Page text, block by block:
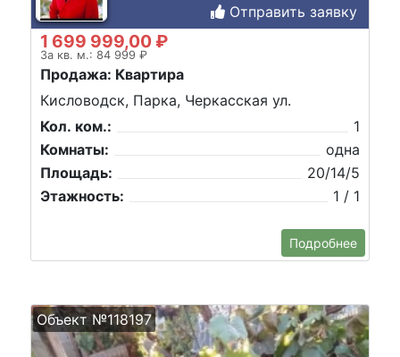
Отправить заявку
1 699 999,00 ₽
За кв. м.: 84 999 ₽
Продажа: Квартира
Кисловодск, Парка, Черкасская ул.
Кол. ком.:
1
Комнаты:
одна
Площадь:
20/14/5
Этажность:
1 / 1
Подробнее
Объект №118197